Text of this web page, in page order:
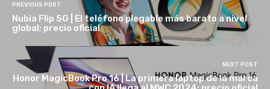
PREVIOUS POST
Nubia Flip 5G | El teléfono plegable más barato a nivel
global; precio oficial
NEXT POST
Honor MagicBook Pro 16 | La primera laptop de la marca